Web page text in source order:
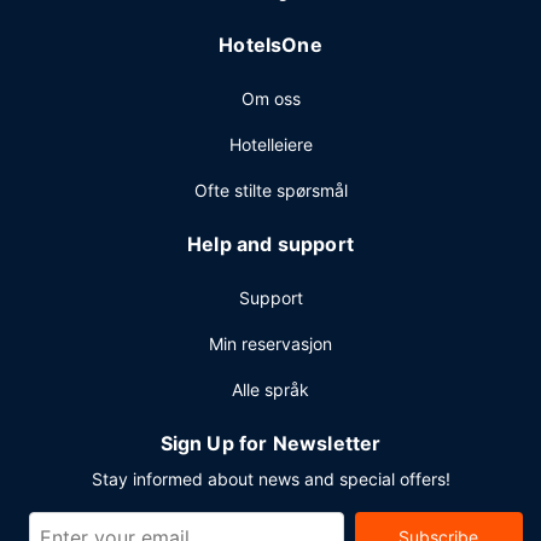
HotelsOne
Om oss
Hotelleiere
Ofte stilte spørsmål
Help and support
Support
Min reservasjon
Alle språk
Sign Up for Newsletter
Stay informed about news and special offers!
Subscribe